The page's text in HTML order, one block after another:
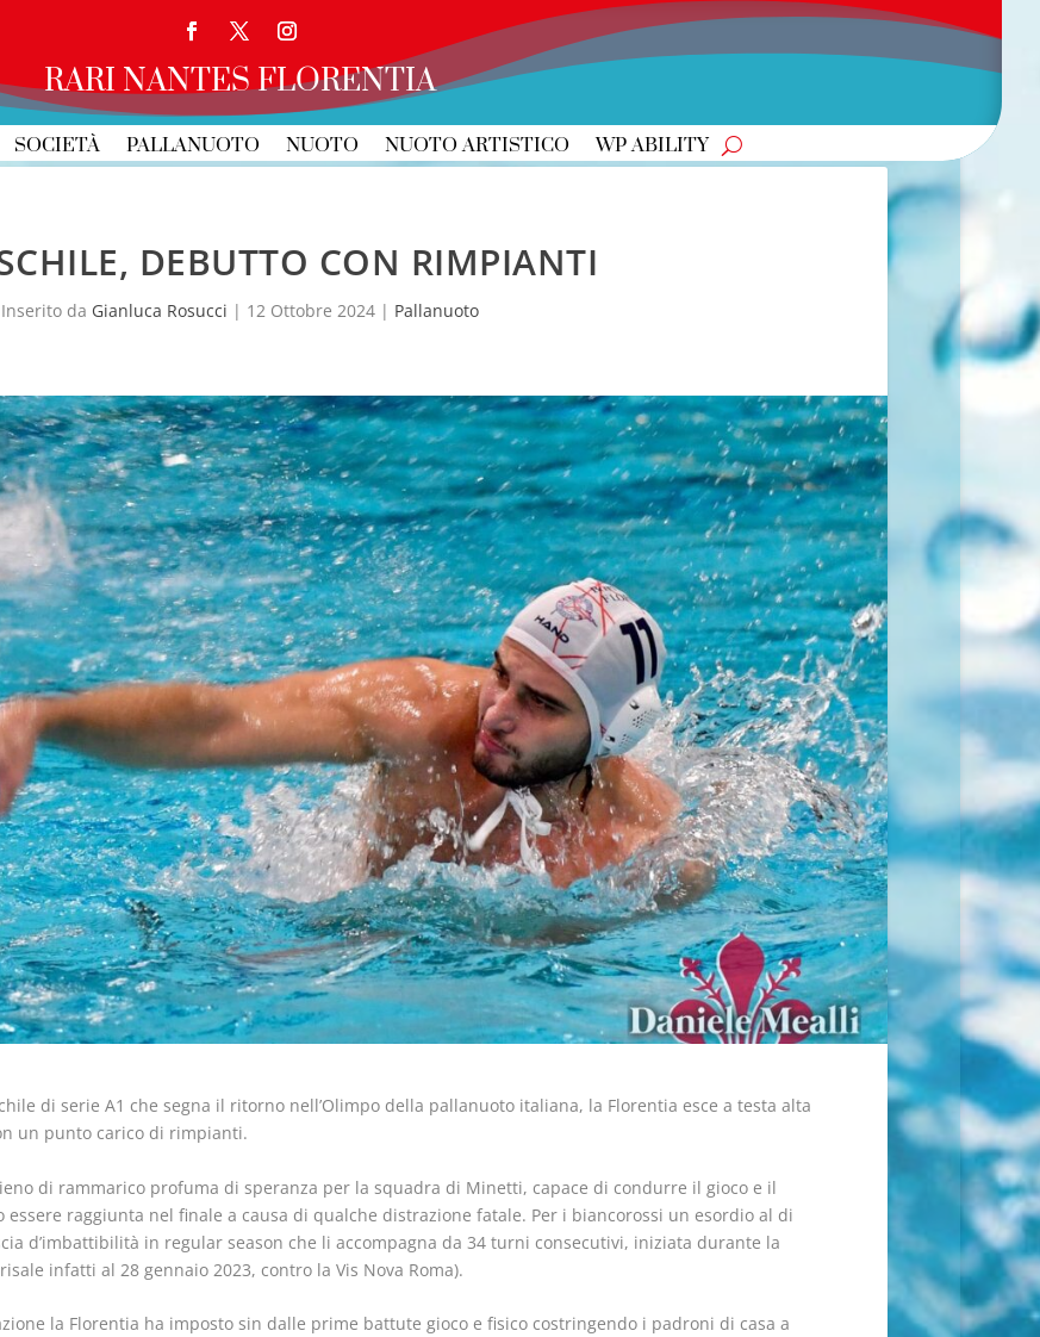
RARI NANTES FLORENTIA
SOCIETÀ PALLANUOTO NUOTO NUOTO ARTISTICO WP ABILITY
DEBUTTO CON RIMPIANTI
Inserito da Gianluca Rosucci | 12 Ottobre 2024| Pallanuoto
di serie A1 che segna il ritorno nell’Olimpo della pallanuoto italiana, la Florentia esce a testa alta
un punto carico di rimpianti.
di rammarico profuma di speranza per la squadra di Minetti, capace di condurre il gioco e il
raggiunta nel finale a causa di qualche distrazione fatale. Per i biancorossi un esordio al di
d’imbattibilità in regular season che li accompagna da 34 turni consecutivi, iniziata durante la
infatti al 28 gennaio 2023, contro la Vis Nova Roma).
la Florentia ha imposto sin dalle prime battute gioco e fisico costringendo i padroni di casa a